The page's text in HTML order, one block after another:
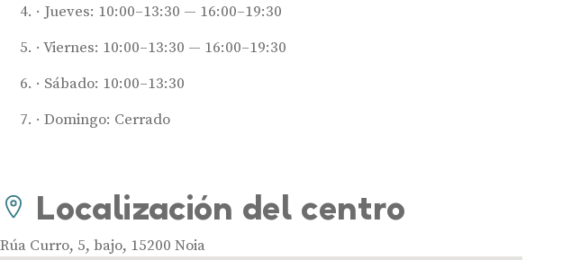
Jueves: 10:00–13:30 — 16:00–19:30
Viernes: 10:00–13:30 — 16:00–19:30
Sábado: 10:00–13:30
Domingo: Cerrado
Localización del centro
Rúa Curro, 5, bajo, 15200 Noia